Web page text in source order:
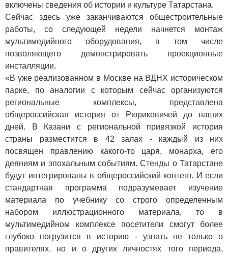
включены сведения об истории и культуре Татарстана.
Сейчас здесь уже заканчиваются общестроительные
работы, со следующей недели начнется монтаж
мультимедийного оборудования, в том числе
позволяющего демонстрировать проекционные
инсталляции.
«В уже реализованном в Москве на ВДНХ историческом
парке, по аналогии с которым сейчас организуются
региональные комплексы, представлена
общероссийская история от Рюриковичей до наших
дней. В Казани с региональной привязкой история
страны разместится в 42 залах - каждый из них
посвящен правлению какого-то царя, монарха, его
деяниям и эпохальным событиям. Стенды о Татарстане
будут интегрированы в общероссийский контент. И если
стандартная программа подразумевает изучение
материала по учебнику со строго определенным
набором иллюстрационного материала, то в
мультимедийном комплексе посетители смогут более
глубоко погрузится в историю - узнать не только о
правителях, но и о других личностях того периода,